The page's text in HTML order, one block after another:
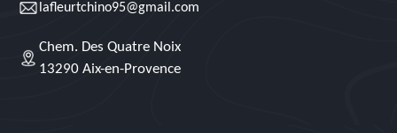
lafleurtchino95@gmail.com
Chem. Des Quatre Noix
13290 Aix-en-Provence